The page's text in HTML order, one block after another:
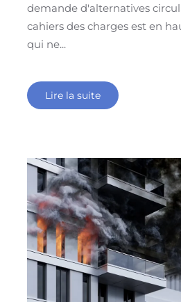
demande d'alternatives
cahiers des charges est en
qui ne...
Lire la suite